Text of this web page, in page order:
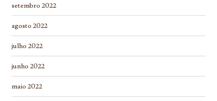
setembro 2022
agosto 2022
julho 2022
junho 2022
maio 2022